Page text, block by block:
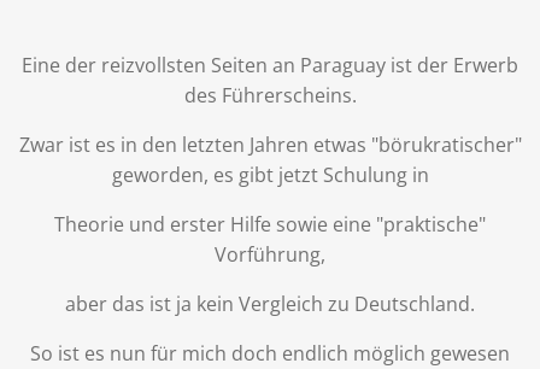
Eine der reizvollsten Seiten an Paraguay ist der Erwerb
des Führerscheins.
Zwar ist es in den letzten Jahren etwas "börukratischer"
geworden, es gibt jetzt Schulung in
Theorie und erster Hilfe sowie eine "praktische"
Vorführung,
aber das ist ja kein Vergleich zu Deutschland.
So ist es nun für mich doch endlich möglich gewesen